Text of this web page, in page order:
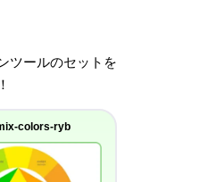
ツールのセットを
colors-ryb